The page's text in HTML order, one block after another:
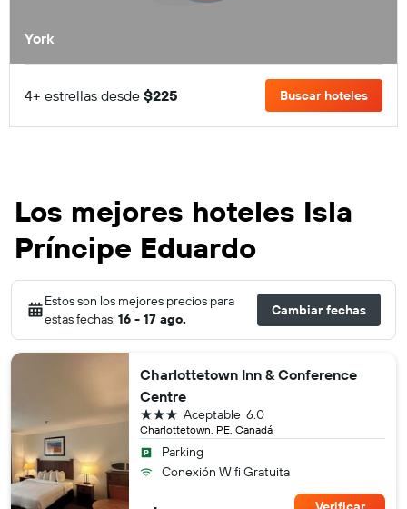
York
4+ estrellas desde $225 Buscar hoteles
Los mejores hoteles Isla
Príncipe Eduardo
Estos son los mejores precios para
estas fechas: 16 - 17 ago.
Cambiar fechas
Charlottetown Inn & Conference
Centre
Charlottetown, PE, Canadá
6.0
Aceptable
3 estrellas
Parking
Conexión Wifi Gratuita